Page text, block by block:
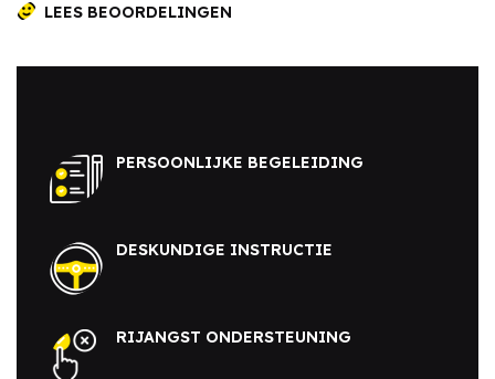
LEES BEOORDELINGEN
PERSOONLIJKE BEGELEIDING
DESKUNDIGE INSTRUCTIE
RIJANGST ONDERSTEUNING